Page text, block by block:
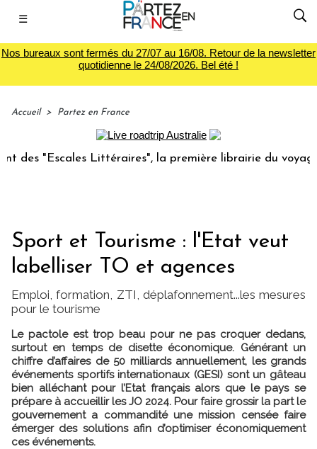
☰
Nos bureaux sont fermés du 27/07 au 16/08. Retour de la newsletter
quotidienne le 24/08/2026. Bel été !
Accueil > Partez en France
Littéraires", la première librairie du voyage Le
Sport et Tourisme : l'Etat veut
labelliser TO et agences
Emploi, formation, ZTI, déplafonnement...les mesures
pour le tourisme
Le pactole est trop beau pour ne pas croquer dedans,
surtout en temps de disette économique. Générant un
chiffre d’affaires de 50 milliards annuellement, les grands
événements sportifs internationaux (GESI) sont un gâteau
bien alléchant pour l’Etat français alors que le pays se
prépare à accueillir les JO 2024. Pour faire grossir la part le
gouvernement a commandité une mission censée faire
émerger des solutions afin d’optimiser économiquement
ces événements.